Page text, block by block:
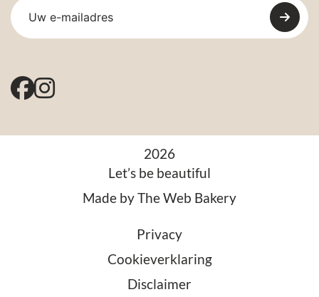
2026
Let’s be beautiful
Made byThe Web Bakery
Privacy
Cookieverklaring
Disclaimer